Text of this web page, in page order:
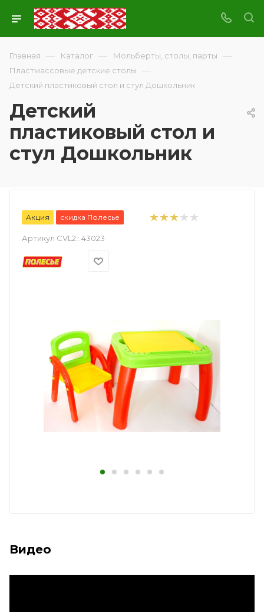
Главная — Каталог — Мольберты, столы, парты —
Пластмассовые детские столы —
Детский пластиковый стол и стул Дошкольник
Детский
пластиковый стол и
стул Дошкольник
Акция скидка Полесье
Артикул CVL2:: 43023
Видео